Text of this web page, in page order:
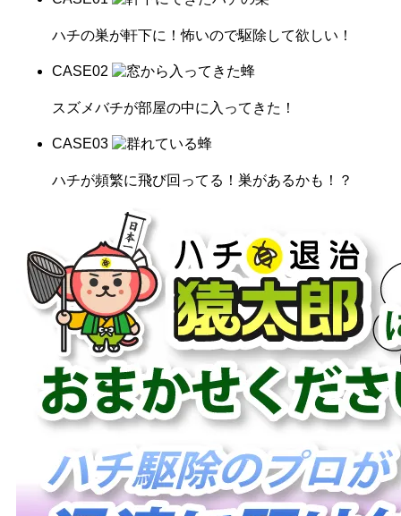
ハチの巣が軒下に！怖いので駆除して欲しい！
CASE02
スズメバチが部屋の中に入ってきた！
CASE03
ハチが頻繁に飛び回ってる！巣があるかも！？